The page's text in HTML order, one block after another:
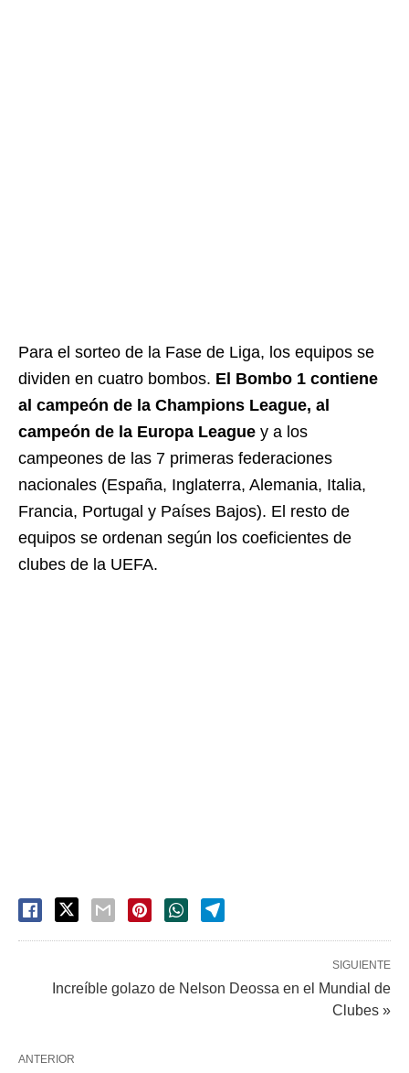
Para el sorteo de la Fase de Liga, los equipos se
dividen en cuatro bombos. El Bombo 1 contiene
al campeón de la Champions League, al
campeón de la Europa League y a los
campeones de las 7 primeras federaciones
nacionales (España, Inglaterra, Alemania, Italia,
Francia, Portugal y Países Bajos). El resto de
equipos se ordenan según los coeficientes de
clubes de la UEFA.
SIGUIENTE
Increíble golazo de Nelson Deossa en el Mundial de
Clubes »
ANTERIOR